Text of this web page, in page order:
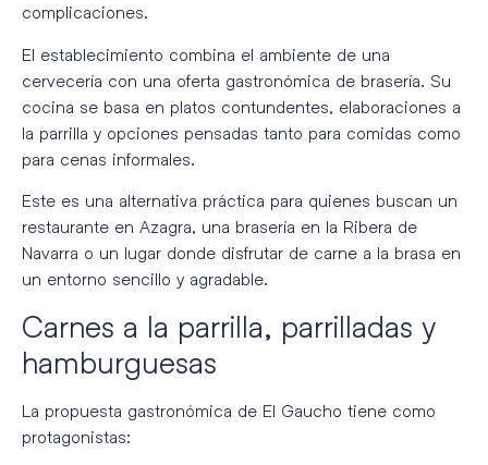
complicaciones.
El establecimiento combina el ambiente de una
cervecería con una oferta gastronómica de brasería. Su
cocina se basa en platos contundentes, elaboraciones a
la parrilla y opciones pensadas tanto para comidas como
para cenas informales.
Este es una alternativa práctica para quienes buscan un
restaurante en Azagra, una brasería en la Ribera de
Navarra o un lugar donde disfrutar de carne a la brasa en
un entorno sencillo y agradable.
Carnes a la parrilla, parrilladas y
hamburguesas
La propuesta gastronómica de El Gaucho tiene como
protagonistas: